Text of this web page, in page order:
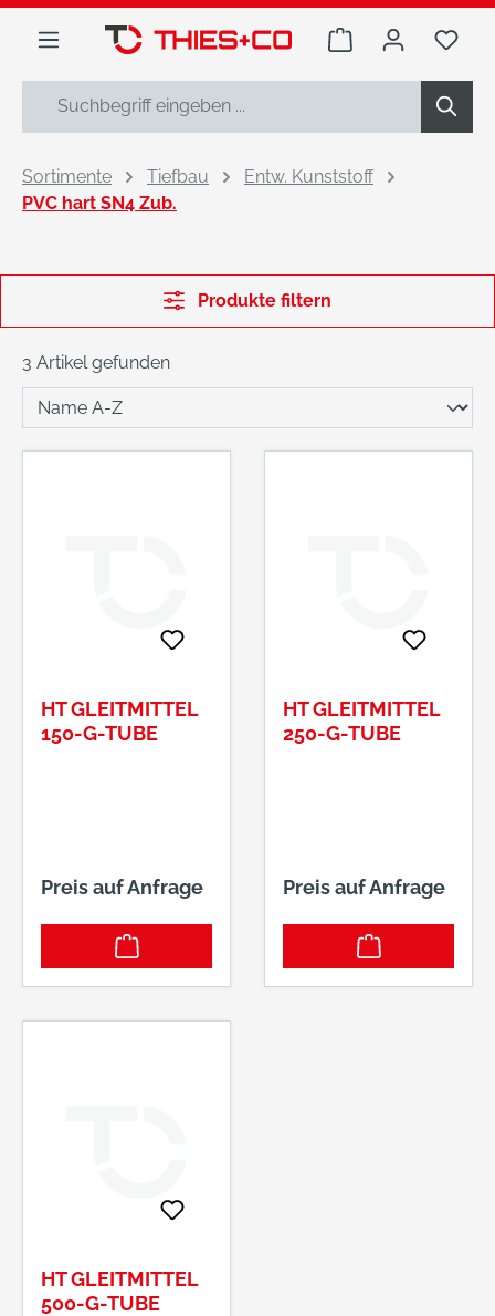
springen
Warenkorb Du
Sortimente Tiefbau
Entw. Kunststoff
PVC hart SN4 Zub.
Produkte filtern
3 Artikel gefunden
HT GLEITMITTEL
150-G-TUBE
Preis auf Anfrage
HT GLEITMITTEL
250-G-TUBE
Preis auf Anfrage
HT GLEITMITTEL
500-G-TUBE